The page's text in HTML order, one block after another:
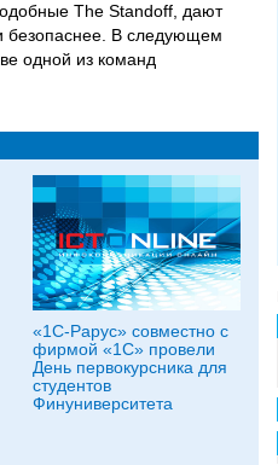
The Standoff, дают
безопаснее. В следующем
одной из команд
«1С-Рарус» совместно с
фирмой «1С» провели
День первокурсника для
студентов
Финуниверситета